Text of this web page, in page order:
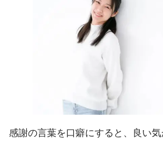
感謝の言葉を口癖にすると、良い